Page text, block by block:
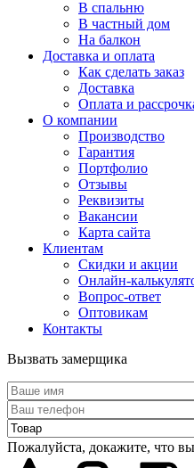
В спальню
В частный дом
На балкон
Доставка и оплата
Как сделать заказ
Доставка
Оплата и
О компании
Производство
Гарантия
Портфолио
Отзывы
Реквизиты
Вакансии
Карта сайта
Клиентам
Скидки и акции
Онлайн-
Вопрос-ответ
Оптовикам
Контакты
Вызвать замерщика
Пожалуйста, докажите, что